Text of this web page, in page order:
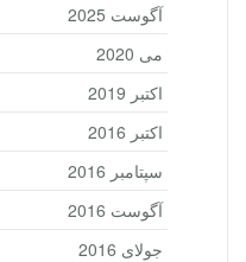
آگوست 2025
می 2020
اکتبر 2019
اکتبر 2016
سپتامبر 2016
آگوست 2016
جولای 2016